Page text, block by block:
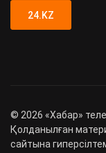
24.KZ
© 2026 «Хабар»
Қолданылған
сайтына